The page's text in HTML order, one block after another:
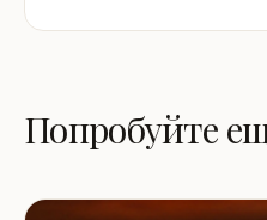
Попробуйте